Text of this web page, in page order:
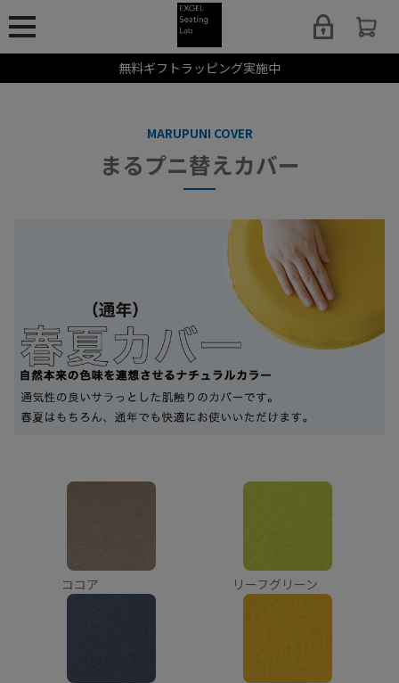
無料ギフトラッピング実施中
MARUPUNI COVER
まるプニ替えカバー
ココア リーフグリーン